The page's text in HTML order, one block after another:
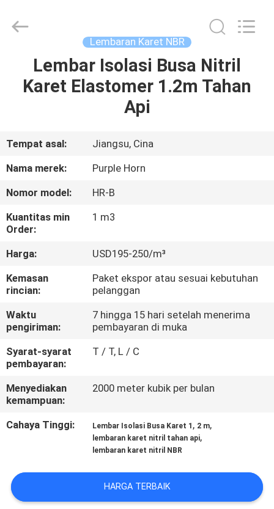
RUMAH
TENTANG
KAMI
TUR
PABRIK
KONTROL
KUALITAS
HUBUNGI
KAMI
BLOG
PERMINTAAN
PENAWARAN
SITEMAP
Commerce
Lembaran Karet NBR
Lembar Isolasi Busa Nitril
Karet Elastomer 1.2m Tahan
Api
Tempat asal:
Jiangsu, Cina
Nama merek:
Purple Horn
Nomor model:
HR-B
Kuantitas min
Order:
1 m3
Harga:
USD195-250/m³
Kemasan
rincian:
Paket ekspor atau sesuai kebutuhan
pelanggan
Waktu
pengiriman:
7 hingga 15 hari setelah menerima
pembayaran di muka
Syarat-syarat
pembayaran:
T / T, L / C
Menyediakan
kemampuan:
2000 meter kubik per bulan
Cahaya Tinggi: Lembar Isolasi Busa Karet 1 , 2 m,
lembaran karet nitril tahan api,
lembaran karet nitril NBR
HARGA TERBAIK